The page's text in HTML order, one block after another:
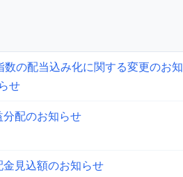
数の配当込み化に関する変更のお知
らせ
分配のお知らせ
金見込額のお知らせ